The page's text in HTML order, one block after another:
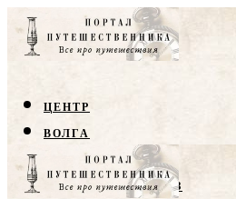
ЦЕНТР
ВОЛГА
КРЫМ
СЕВЕРНЫЙ КАВКАЗ